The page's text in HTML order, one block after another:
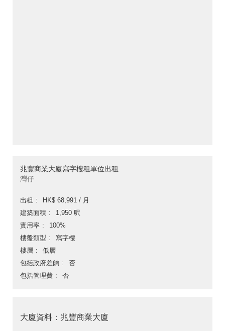
兆豐商業大廈寫字樓租單位出租
灣仔
出租
HK$ 68,991 / 月
建築面積
1,950 呎
實用率
100%
樓盤類型
寫字樓
樓層
低層
包括政府差餉
否
包括管理費
否
大廈資料：兆豐商業大廈